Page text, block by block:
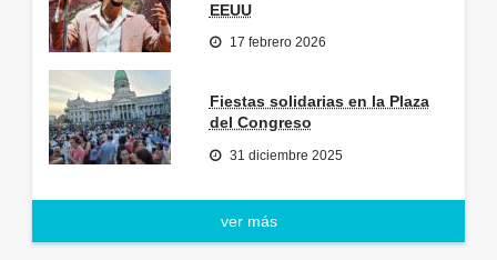
EEUU
17 febrero 2026
Fiestas solidarias en la Plaza
del Congreso
31 diciembre 2025
ver más